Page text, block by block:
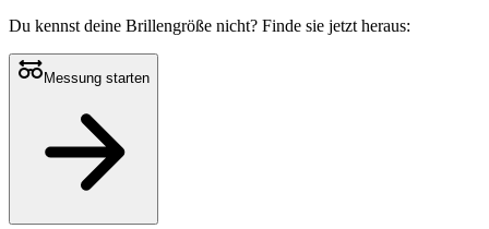
Du kennst deine Brillengröße nicht? Finde sie jetzt heraus:
Messung starten